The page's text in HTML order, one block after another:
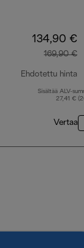
134,90 €
169,90 €
Ehdotettu hinta
Sisältää ALV-
27,41 €
Vertaa